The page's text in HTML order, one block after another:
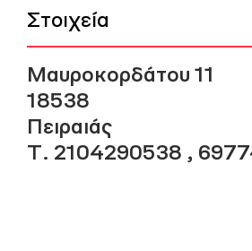
Στοιχεία
Μαυροκορδάτου 11
18538
Πειραιάς
Τ. 2104290538 ,